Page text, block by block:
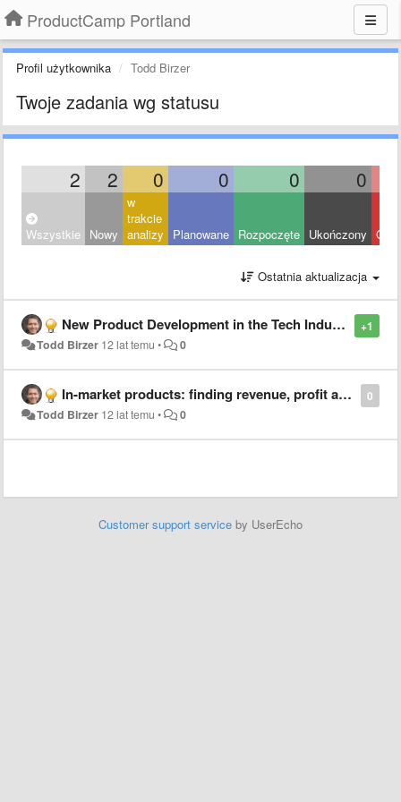
ProductCamp Portland
Profil użytkownika Todd Birzer
Twoje zadania wg statusu
2 2 0 0 0 0
Wszystkie Nowy
w
trakcie
analizy
Planowane Rozpoczęte Ukończony
Ostatnia aktualizacja
+1
New Product Development in the Tech Industry: Discipline, Habit and Spiral Development
Todd Birzer 12 lat temu • 0
0
In-market products: finding revenue, profit and share growth
Todd Birzer 12 lat temu • 0
Customer support service by UserEcho